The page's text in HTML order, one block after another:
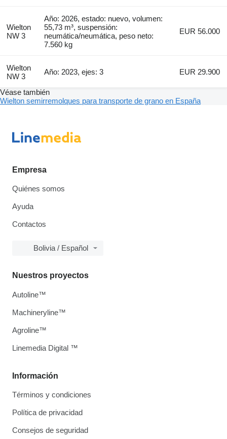
Wielton
NW 3
Año: 2026, estado: nuevo, volumen:
55,73 m³, suspensión:
neumática/neumática, peso neto:
7.560 kg
EUR 56.000
Wielton
NW 3
Año: 2023, ejes: 3 EUR 29.900
Véase también
Wielton semirremolques para transporte de grano en España
Empresa
Quiénes somos
Ayuda
Contactos
Bolivia / Español
Información
Términos y condiciones
Política de privacidad
Consejos de seguridad
Nuestros proyectos
Autoline™
Machineryline™
Agroline™
Linemedia Digital ™